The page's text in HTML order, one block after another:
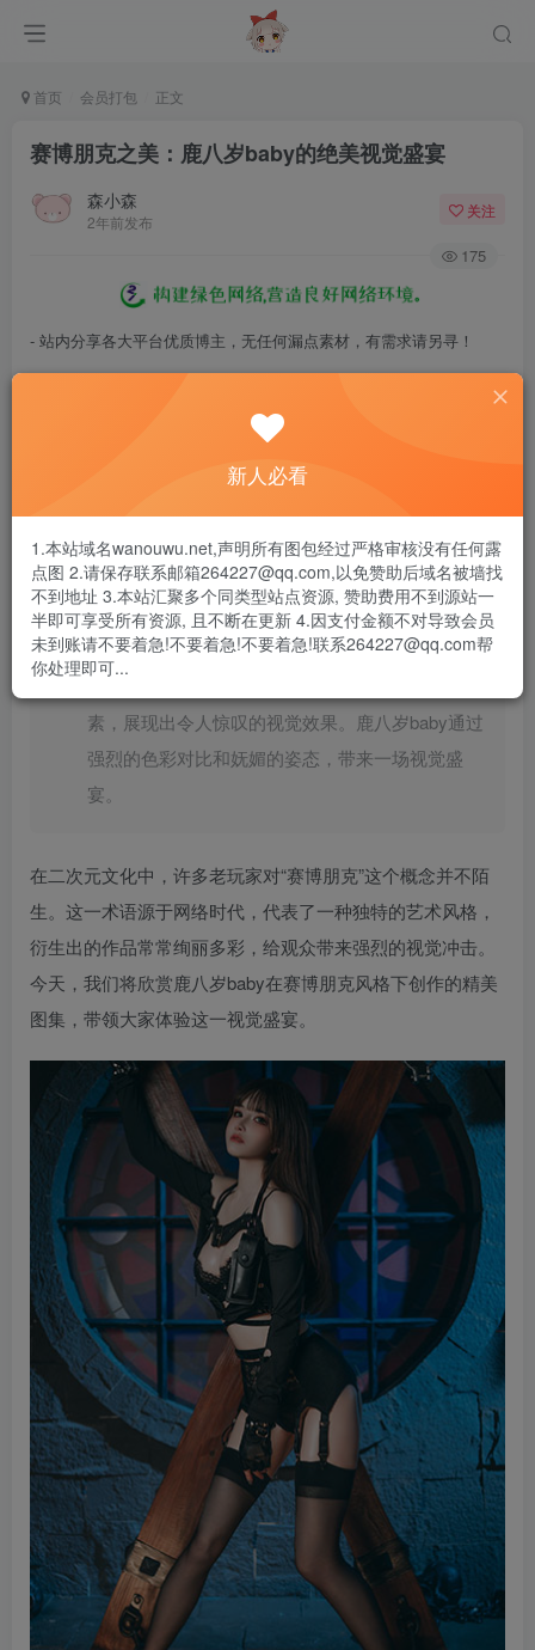
首页 会员打包 正文
赛博朋克之美：鹿八岁baby的绝美视觉盛宴
森小森
2年前发布
关注
175
- 站内分享各大平台优质博主，无任何漏点素材，有需求请另寻！
- 百度网盘提示提取码错误，请更换浏览器重试，这是百度网盘版本问
- 遇见解压密码不对、无法解压，请查看
- 资源失效/充值未到账/账号解禁...等问题请《提交工单》
“赛博朋克”这一词汇在二次元文化中逐渐成形，代
表了一种独特的风格，常常给人以震撼的感官体
验。今天，我们将欣赏来自微博用户鹿八岁baby的
素，展现出令人惊叹的视觉效果。鹿八岁baby通过
强烈的色彩对比和妩媚的姿态，带来一场视觉盛
宴。
在二次元文化中，许多老玩家对“赛博朋克”这个概念并不陌
生。这一术语源于网络时代，代表了一种独特的艺术风格，
衍生出的作品常常绚丽多彩，给观众带来强烈的视觉冲击。
今天，我们将欣赏鹿八岁baby在赛博朋克风格下创作的精美
图集，带领大家体验这一视觉盛宴。
新人必看
1.本站域名wanouwu.net,声明所有图包经过严格审核没有任何露
点图 2.请保存联系邮箱264227@qq.com,以免赞助后域名被墙找
不到地址 3.本站汇聚多个同类型站点资源, 赞助费用不到源站一
半即可享受所有资源, 且不断在更新 4.因支付金额不对导致会员
未到账请不要着急!不要着急!不要着急!联系264227@qq.com帮
你处理即可...